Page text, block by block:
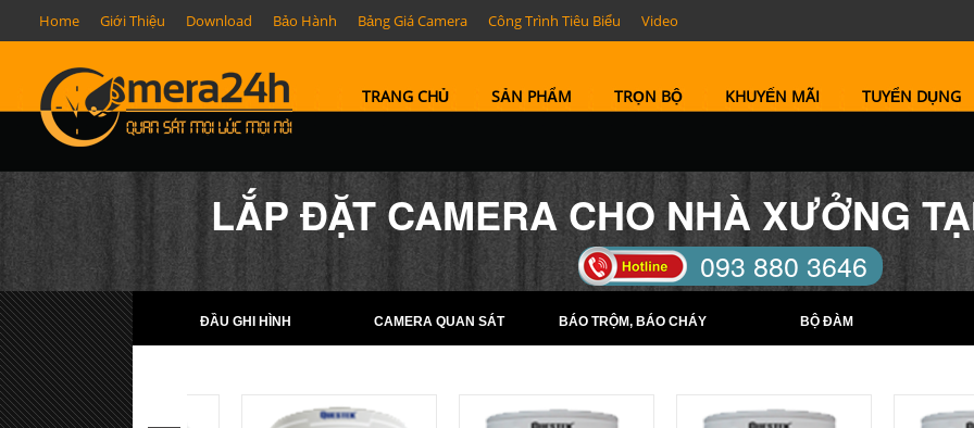
Home Giới Thiệu Download Bảo Hành Bảng Giá Camera Công Trình Tiêu Biểu Video
TRANG CHỦ SẢN PHẨM TRỌN BỘ KHUYẾN MÃI TUYỂN DỤNG
LẮP ĐẶT CAMERA CHO NHÀ XƯỞNG
093 880 3646
TELL: (0274) 6569422 -
(0274) 6569423
ĐẦU GHI HÌNH CAMERA QUAN SÁT BÁO TRỘM, BÁO CHÁY BỘ ĐÀM